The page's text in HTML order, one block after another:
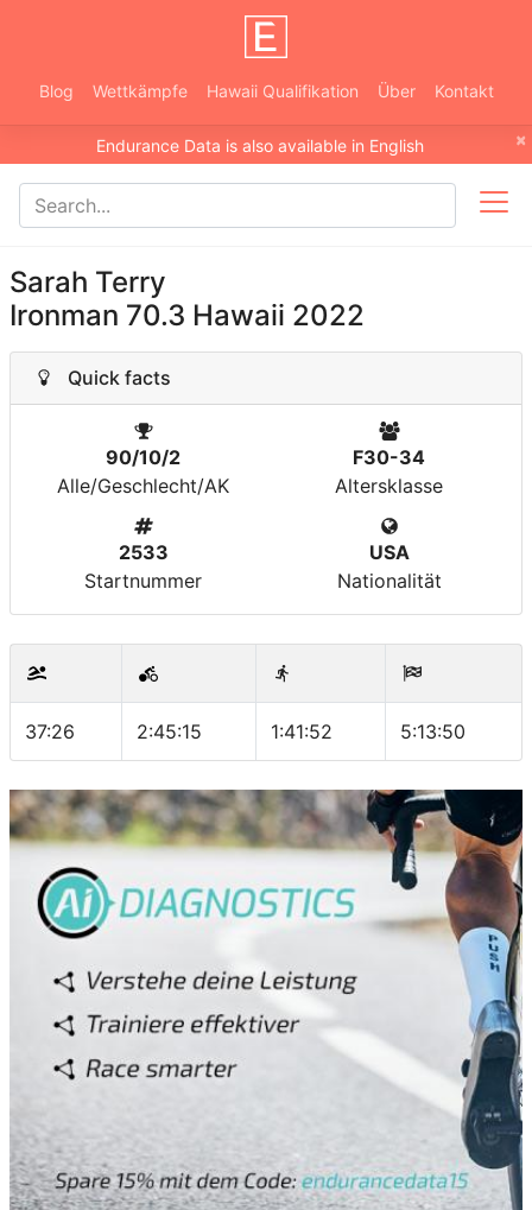
Blog Wettkämpfe Hawaii Qualifikation Über Kontakt
×
Endurance Data is also available in English
Sarah Terry
Ironman 70.3 Hawaii 2022
Quick facts
90/10/2
Alle/Geschlecht/AK
F30-34
Altersklasse
2533
Startnummer
USA
Nationalität
37:26 2:45:15 1:41:52 5:13:50